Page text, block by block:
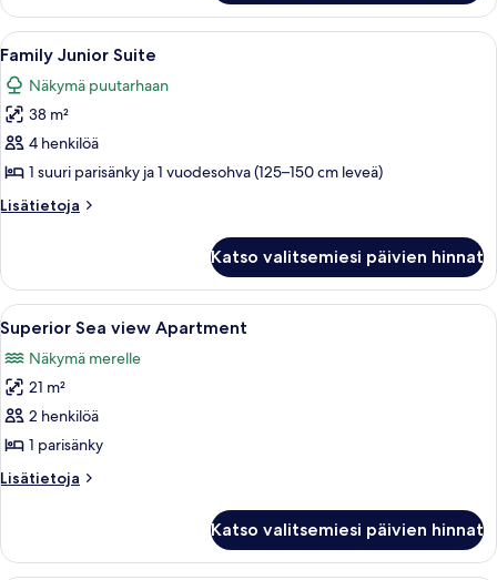
bedroom
Apartment
Avaa
kaikki
huonetyypin
Family
Junior
Suite
kuvat
Moderni makuuhuone, jossa on
11
Family Junior Suite
Näkymä puutarhaan
38 m²
4 henkilöä
1 suuri parisänky ja 1 vuodesohva (125–150 cm leveä)
Lisätietoja
Lisätietoja
Suite
Katso valitsemiesi päivien hinnat
Avaa
kaikki
huonetyypin
Superior
Sea
view
Apartment
kuvat
Hotellihuone, jossa on sänky,
8
Superior Sea view Apartment
Näkymä merelle
21 m²
2 henkilöä
1 parisänky
Lisätietoja
Lisätietoja
view
Katso valitsemiesi päivien hinnat